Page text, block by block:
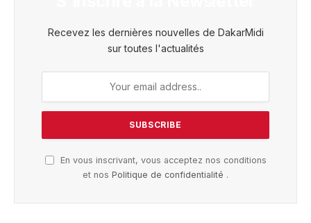
Recevez les dernières nouvelles de DakarMidi
sur toutes l'actualités
En vous inscrivant, vous acceptez nos conditions
et nos Politique de confidentialité .